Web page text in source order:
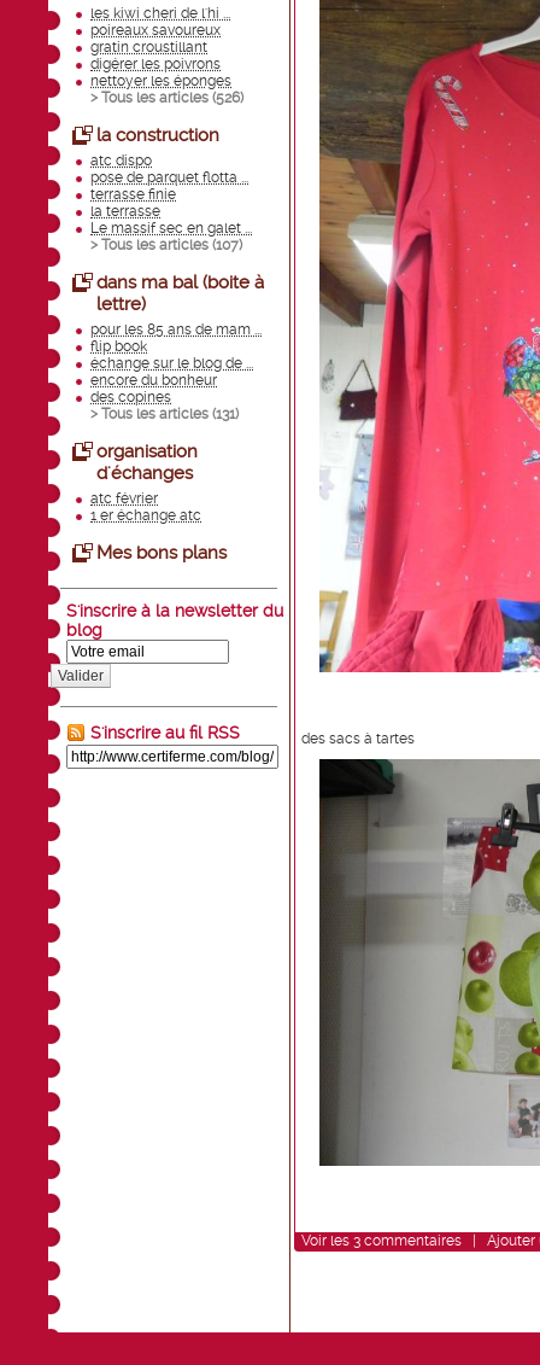
les kiwi cheri de l'hi ...
poireaux savoureux
gratin croustillant
digérer les poivrons
nettoyer les éponges
> Tous les articles (526)
la construction
atc dispo
pose de parquet flotta ...
terrasse finie
la terrasse
Le massif sec en galet ...
> Tous les articles (107)
dans ma bal (boite à
lettre)
pour les 85 ans de mam ...
flip book
échange sur le blog de ...
encore du bonheur
des copines
> Tous les articles (131)
organisation
d'échanges
atc février
1 er échange atc
Mes bons plans
S'inscrire à la newsletter du
blog
Valider
S'inscrire au fil RSS des sacs à tartes
Voir les 3 commentaires Ajouter